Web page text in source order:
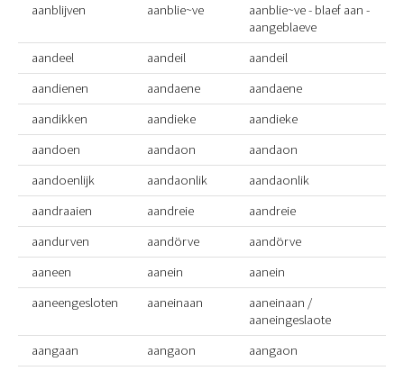
aanblijven
aanblie~ve
aanblie~ve - blaef aan -
aangeblaeve
aandeel
aandeil
aandeil
aandienen
aandaene
aandaene
aandikken
aandieke
aandieke
aandoen
aandaon
aandaon
aandoenlijk
aandaonlik
aandaonlik
aandraaien
aandreie
aandreie
aandurven
aandörve
aandörve
aaneen
aanein
aanein
aaneengesloten
aaneinaan
aaneinaan /
aaneingeslaote
aangaan
aangaon
aangaon